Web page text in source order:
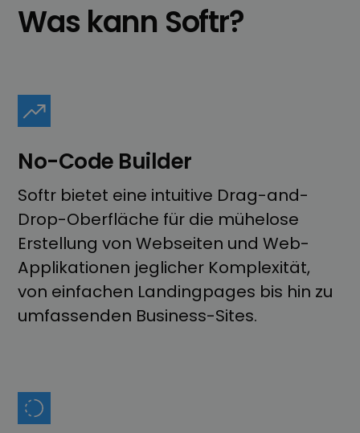
Was kann Softr?
No-Code Builder
Softr bietet eine intuitive Drag-and-
Drop-Oberfläche für die mühelose
Erstellung von Webseiten und Web-
Applikationen jeglicher Komplexität,
von einfachen Landingpages bis hin zu
umfassenden Business-Sites.